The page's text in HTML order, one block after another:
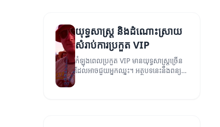
យុទ្ធសាស្ត្រ និងដំណោះស្រាយ
សំរាប់ការប្រកួត VIP
កំឡុងពេលប្រកួត VIP មានយុទ្ធសាស្ត្រច្រើន
ដែលអាចជួយអ្នកឈ្នះ។ អត្ថបទនេះនឹងពន្យល់